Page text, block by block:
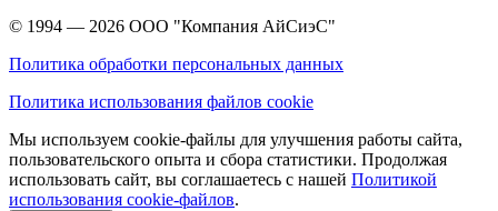
© 1994 — 2026 ООО "Компания АйСиэС"
Политика обработки персональных данных
Политика использования файлов cookie
Мы используем cookie-файлы для улучшения работы сайта,
пользовательского опыта и сбора статистики. Продолжая
использовать сайт, вы соглашаетесь с нашей Политикой
использования cookie-файлов.